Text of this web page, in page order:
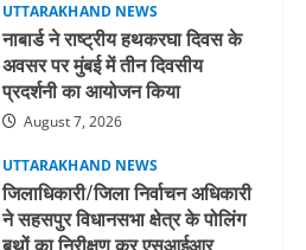
UTTARAKHAND NEWS
जिलाधिकारी/जिला निर्वाचन अधिकारी
ने सहसपुर विधानसभा क्षेत्र के पोलिंग
बूथों का निरीक्षण कर एसआईआर
आपत्ति निस्तारण शिविर की व्यवस्थाओं
August 6, 2026
UTTARAKHAND NEWS
तीलू रौतेली पुरस्कार के लिए 13
वीरांगनाओं का चयन : रेखा आर्या